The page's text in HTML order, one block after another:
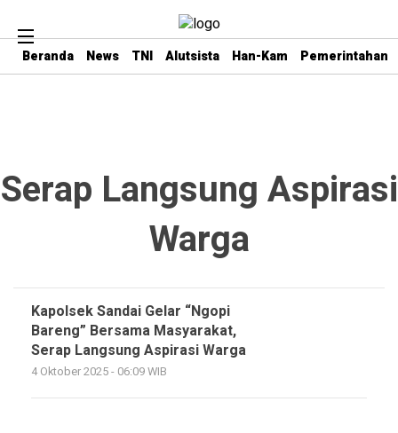
Beranda News TNI Alutsista Han-Kam Pemerintahan
Serap Langsung Aspirasi
Warga
Kapolsek Sandai Gelar “Ngopi
Bareng” Bersama Masyarakat,
Serap Langsung Aspirasi Warga
4 Oktober 2025 - 06:09 WIB